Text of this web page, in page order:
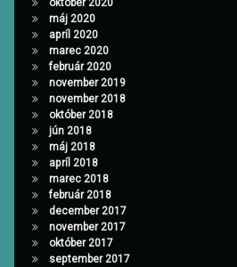
máj 2020
apríl 2020
marec 2020
február 2020
november 2019
november 2018
október 2018
jún 2018
máj 2018
apríl 2018
marec 2018
február 2018
december 2017
november 2017
október 2017
september 2017